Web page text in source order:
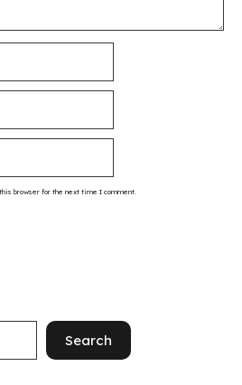
browser for the next time I comment.
Search